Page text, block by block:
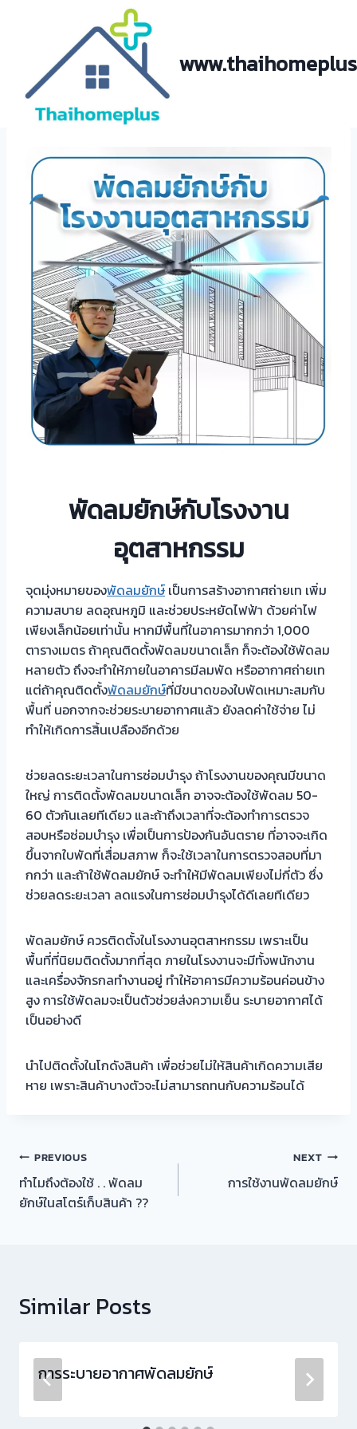
พัดลมยักษ์กับโรงงาน
อุตสาหกรรม
จุดมุ่งหมายของพัดลมยักษ์ เป็นการสร้างอากาศถ่ายเท เพิ่ม
ความสบาย ลดอุณหภูมิ และช่วยประหยัดไฟฟ้า ด้วยค่าไฟ
เพียงเล็กน้อยเท่านั้น หากมีพื้นที่ในอาคารมากกว่า 1,000
ตารางเมตร ถ้าคุณติดตั้งพัดลมขนาดเล็ก ก็จะต้องใช้พัดลม
หลายตัว ถึงจะทำให้ภายในอาคารมีลมพัด หรืออากาศถ่ายเท
แต่ถ้าคุณติดตั้งพัดลมยักษ์ที่มีขนาดของใบพัดเหมาะสมกับ
พื้นที่ นอกจากจะช่วยระบายอากาศแล้ว ยังลดค่าใช้จ่าย ไม่
ทำให้เกิดการสิ้นเปลืองอีกด้วย
ช่วยลดระยะเวลาในการซ่อมบำรุง ถ้าโรงงานของคุณมีขนาด
ใหญ่ การติดตั้งพัดลมขนาดเล็ก อาจจะต้องใช้พัดลม 50-
60 ตัวกันเลยทีเดียว และถ้าถึงเวลาที่จะต้องทำการตรวจ
สอบหรือซ่อมบำรุง เพื่อเป็นการป้องกันอันตราย ที่อาจจะเกิด
ขึ้นจากใบพัดที่เสื่อมสภาพ ก็จะใช้เวลาในการตรวจสอบที่มา
กกว่า และถ้าใช้พัดลมยักษ์ จะทำให้มีพัดลมเพียงไม่กี่ตัว ซึ่ง
ช่วยลดระยะเวลา ลดแรงในการซ่อมบำรุงได้ดีเลยทีเดียว
พัดลมยักษ์ ควรติดตั้งในโรงงานอุตสาหกรรม เพราะเป็น
พื้นที่ที่นิยมติดตั้งมากที่สุด ภายในโรงงานจะมีทั้งพนักงาน
และเครื่องจักรกลทำงานอยู่ ทำให้อาคารมีความร้อนค่อนข้าง
สูง การใช้พัดลมจะเป็นตัวช่วยส่งความเย็น ระบายอากาศได้
เป็นอย่างดี
นำไปติดตั้งในโกดังสินค้า เพื่อช่วยไม่ให้สินค้าเกิดความเสีย
หาย เพราะสินค้าบางตัวจะไม่สามารถทนกับความร้อนได้
แนะแนว
เรื่อง
PREVIOUS
ทำไมถึงต้องใช้ . . พัดลม
ยักษ์ในสโตร์เก็บสินค้า ??
NEXT
การใช้งานพัดลมยักษ์
Similar Posts
การระบายอากาศพัดลมยักษ์